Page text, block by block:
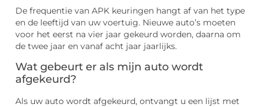
De frequentie van APK keuringen hangt af van het type
en de leeftijd van uw voertuig. Nieuwe auto’s moeten
voor het eerst na vier jaar gekeurd worden, daarna om
de twee jaar en vanaf acht jaar jaarlijks.
Wat gebeurt er als mijn auto wordt
afgekeurd?
Als uw auto wordt afgekeurd, ontvangt u een lijst met